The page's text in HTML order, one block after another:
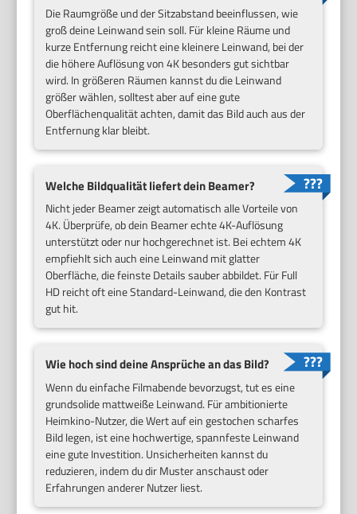
Die Raumgröße und der Sitzabstand beeinflussen, wie
groß deine Leinwand sein soll. Für kleine Räume und
kurze Entfernung reicht eine kleinere Leinwand, bei der
die höhere Auflösung von 4K besonders gut sichtbar
wird. In größeren Räumen kannst du die Leinwand
größer wählen, solltest aber auf eine gute
Oberflächenqualität achten, damit das Bild auch aus der
Entfernung klar bleibt.
Welche Bildqualität liefert dein Beamer?
Nicht jeder Beamer zeigt automatisch alle Vorteile von
4K. Überprüfe, ob dein Beamer echte 4K-Auflösung
unterstützt oder nur hochgerechnet ist. Bei echtem 4K
empfiehlt sich auch eine Leinwand mit glatter
Oberfläche, die feinste Details sauber abbildet. Für Full
HD reicht oft eine Standard-Leinwand, die den Kontrast
gut hit.
Wie hoch sind deine Ansprüche an das Bild?
Wenn du einfache Filmabende bevorzugst, tut es eine
grundsolide mattweiße Leinwand. Für ambitionierte
Heimkino-Nutzer, die Wert auf ein gestochen scharfes
Bild legen, ist eine hochwertige, spannfeste Leinwand
eine gute Investition. Unsicherheiten kannst du
reduzieren, indem du dir Muster anschaust oder
Erfahrungen anderer Nutzer liest.